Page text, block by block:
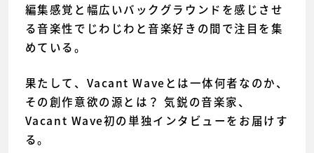
編集感覚と幅広いバックグラウンドを感じさせ
る音楽性でじわじわと音楽好きの間で注目を集
めている。
果たして、Vacant Waveとは一体何者なのか、
その創作意欲の源とは？ 気鋭の音楽家、
Vacant Wave初の単独インタビューをお届けす
る。